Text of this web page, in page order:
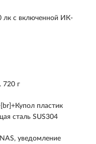
лк с включенной ИК-
720 г
пластик
сталь SUS304
уведомление